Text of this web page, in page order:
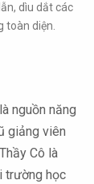
dìu dắt các
toàn diện.
nguồn năng
giảng viên
Cô là
trường học